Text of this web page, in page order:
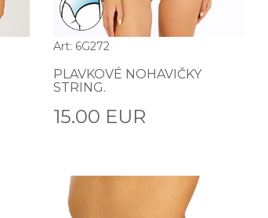
Art: 6G272
PLAVKOVÉ NOHAVIČKY
STRING.
15.00 EUR